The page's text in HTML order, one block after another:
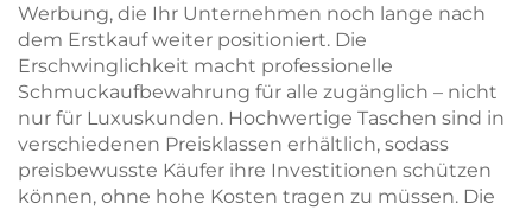
Werbung, die Ihr Unternehmen noch lange nach
dem Erstkauf weiter positioniert. Die
Erschwinglichkeit macht professionelle
Schmuckaufbewahrung für alle zugänglich – nicht
nur für Luxuskunden. Hochwertige Taschen sind in
verschiedenen Preisklassen erhältlich, sodass
preisbewusste Käufer ihre Investitionen schützen
können, ohne hohe Kosten tragen zu müssen. Die